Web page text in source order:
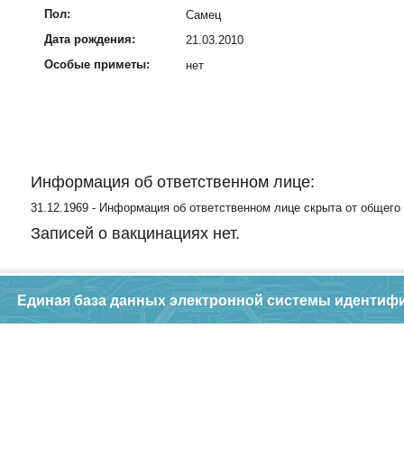
Пол:
Самец
Дата рождения:
21.03.2010
Особые приметы:
нет
Информация об ответственном лице:
31.12.1969 - Информация об ответственном лице скрыта от общего
Записей о вакцинациях нет.
Единая база данных электронной системы